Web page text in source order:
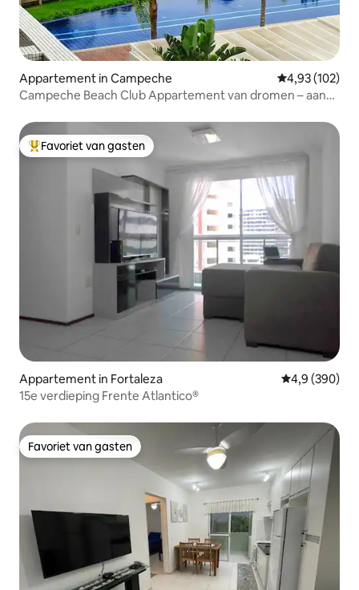
Appartement in Campeche Gemiddelde
4,93 (102)
Campeche Beach Club Appartement van dromen – aan
Topfavoriet van gasten
Favoriet van gasten
Appartement in Fortaleza Gemiddelde
4,9 (390)
15e verdieping Frente Atlantico®
Favoriet van gasten
Favoriet van gasten